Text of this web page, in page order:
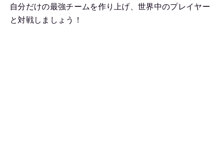
自分だけの最強チームを作り上げ、世界中のプレイヤー
と対戦しましょう！